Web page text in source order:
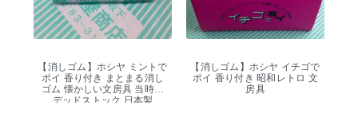
【消しゴム】ホシヤ ミントで
ポイ 香り付き まとまる消し
ゴム 懐かしい文房具 当時物
デッドストック 日本製
【消しゴム】ホシヤ イチゴで
ポイ 香り付き 昭和レトロ 文
房具